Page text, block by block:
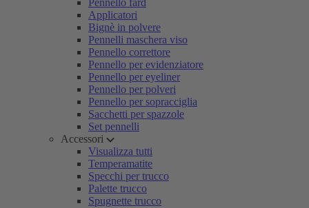
Pennello fard
Applicatori
Bignè in polvere
Pennelli maschera viso
Pennello correttore
Pennello per evidenziatore
Pennello per eyeliner
Pennello per polveri
Pennello per sopracciglia
Sacchetti per spazzole
Set pennelli
Accessori
Visualizza tutti
Temperamatite
Specchi per trucco
Palette trucco
Spugnette trucco